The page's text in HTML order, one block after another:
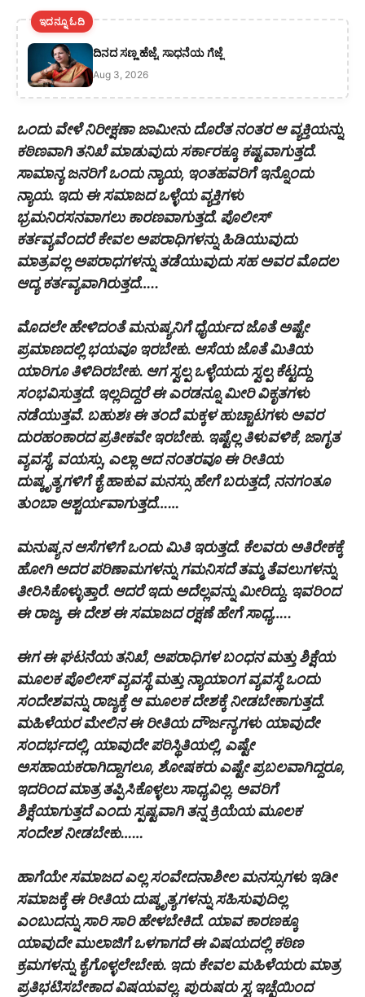
ಇದನ್ನೂ ಓದಿ
ದಿನದ ಸಣ್ಣ ಹೆಜ್ಜೆ, ಸಾಧನೆಯ ಗೆಜ್ಜೆ
Aug 3, 2026
ಒಂದು ವೇಳೆ ನಿರೀಕ್ಷಣಾ ಜಾಮೀನು ದೊರೆತ ನಂತರ ಆ ವ್ಯಕ್ತಿಯನ್ನು
ಕಠಿಣವಾಗಿ ತನಿಖೆ ಮಾಡುವುದು ಸರ್ಕಾರಕ್ಕೂ ಕಷ್ಟವಾಗುತ್ತದೆ.
ಸಾಮಾನ್ಯ ಜನರಿಗೆ ಒಂದು ನ್ಯಾಯ, ಇಂತಹವರಿಗೆ ಇನ್ನೊಂದು
ನ್ಯಾಯ. ಇದು ಈ ಸಮಾಜದ ಒಳ್ಳೆಯ ವ್ಯಕ್ತಿಗಳು
ಭ್ರಮನಿರಸನವಾಗಲು ಕಾರಣವಾಗುತ್ತದೆ. ಪೊಲೀಸ್
ಕರ್ತವ್ಯವೆಂದರೆ ಕೇವಲ ಅಪರಾಧಿಗಳನ್ನು ಹಿಡಿಯುವುದು
ಮಾತ್ರವಲ್ಲ ಅಪರಾಧಗಳನ್ನು ತಡೆಯುವುದು ಸಹ ಅವರ ಮೊದಲ
ಆದ್ಯ ಕರ್ತವ್ಯವಾಗಿರುತ್ತದೆ…..
ಮೊದಲೇ ಹೇಳಿದಂತೆ ಮನುಷ್ಯನಿಗೆ ಧೈರ್ಯದ ಜೊತೆ ಅಷ್ಟೇ
ಪ್ರಮಾಣದಲ್ಲಿ ಭಯವೂ ಇರಬೇಕು. ಆಸೆಯ ಜೊತೆ ಮಿತಿಯ
ಯಾರಿಗೂ ತಿಳಿದಿರಬೇಕು. ಆಗ ಸ್ವಲ್ಪ ಒಳ್ಳೆಯದು ಸ್ವಲ್ಪ ಕೆಟ್ಟದ್ದು
ಸಂಭವಿಸುತ್ತದೆ. ಇಲ್ಲದಿದ್ದರೆ ಈ ಎರಡನ್ನೂ ಮೀರಿ ವಿಕೃತಗಳು
ನಡೆಯುತ್ತವೆ. ಬಹುಶಃ ಈ ತಂದೆ ಮಕ್ಕಳ ಹುಚ್ಚಾಟಗಳು ಅವರ
ದುರಹಂಕಾರದ ಪ್ರತೀಕವೇ ಇರಬೇಕು. ಇಷ್ಟೆಲ್ಲ ತಿಳುವಳಿಕೆ, ಜಾಗೃತ
ವ್ಯವಸ್ಥೆ, ವಯಸ್ಸು, ಎಲ್ಲಾ ಆದ ನಂತರವೂ ಈ ರೀತಿಯ
ದುಷ್ಕೃತ್ಯಗಳಿಗೆ ಕೈ ಹಾಕುವ ಮನಸ್ಸು ಹೇಗೆ ಬರುತ್ತದೆ, ನನಗಂತೂ
ತುಂಬಾ ಆಶ್ಚರ್ಯವಾಗುತ್ತದೆ……
ಮನುಷ್ಯನ ಆಸೆಗಳಿಗೆ ಒಂದು ಮಿತಿ ಇರುತ್ತದೆ. ಕೆಲವರು ಅತಿರೇಕಕ್ಕೆ
ಹೋಗಿ ಅದರ ಪರಿಣಾಮಗಳನ್ನು ಗಮನಿಸದೆ ತಮ್ಮ ತೆವಲುಗಳನ್ನು
ತೀರಿಸಿಕೊಳ್ಳುತ್ತಾರೆ. ಆದರೆ ಇದು ಅದೆಲ್ಲವನ್ನು ಮೀರಿದ್ದು. ಇವರಿಂದ
ಈ ರಾಜ್ಯ, ಈ ದೇಶ ಈ ಸಮಾಜದ ರಕ್ಷಣೆ ಹೇಗೆ ಸಾಧ್ಯ…..
ಈಗ ಈ ಘಟನೆಯ ತನಿಖೆ, ಅಪರಾಧಿಗಳ ಬಂಧನ ಮತ್ತು ಶಿಕ್ಷೆಯ
ಮೂಲಕ ಪೊಲೀಸ್ ವ್ಯವಸ್ಥೆ ಮತ್ತು ನ್ಯಾಯಾಂಗ ವ್ಯವಸ್ಥೆ ಒಂದು
ಸಂದೇಶವನ್ನು ರಾಜ್ಯಕ್ಕೆ ಆ ಮೂಲಕ ದೇಶಕ್ಕೆ ನೀಡಬೇಕಾಗುತ್ತದೆ.
ಮಹಿಳೆಯರ ಮೇಲಿನ ಈ ರೀತಿಯ ದೌರ್ಜನ್ಯಗಳು ಯಾವುದೇ
ಸಂದರ್ಭದಲ್ಲಿ, ಯಾವುದೇ ಪರಿಸ್ಥಿತಿಯಲ್ಲಿ, ಎಷ್ಟೇ
ಅಸಹಾಯಕರಾಗಿದ್ದಾಗಲೂ, ಶೋಷಕರು ಎಷ್ಟೇ ಪ್ರಬಲವಾಗಿದ್ದರೂ,
ಇದರಿಂದ ಮಾತ್ರ ತಪ್ಪಿಸಿಕೊಳ್ಳಲು ಸಾಧ್ಯವಿಲ್ಲ. ಅವರಿಗೆ
ಶಿಕ್ಷೆಯಾಗುತ್ತದೆ ಎಂದು ಸ್ಪಷ್ಟವಾಗಿ ತನ್ನ ಕ್ರಿಯೆಯ ಮೂಲಕ
ಸಂದೇಶ ನೀಡಬೇಕು……
ಹಾಗೆಯೇ ಸಮಾಜದ ಎಲ್ಲ ಸಂವೇದನಾಶೀಲ ಮನಸ್ಸುಗಳು ಇಡೀ
ಸಮಾಜಕ್ಕೆ ಈ ರೀತಿಯ ದುಷ್ಕೃತ್ಯಗಳನ್ನು ಸಹಿಸುವುದಿಲ್ಲ
ಎಂಬುದನ್ನು ಸಾರಿ ಸಾರಿ ಹೇಳಬೇಕಿದೆ. ಯಾವ ಕಾರಣಕ್ಕೂ
ಯಾವುದೇ ಮುಲಾಜಿಗೆ ಒಳಗಾಗದೆ ಈ ವಿಷಯದಲ್ಲಿ ಕಠಿಣ
ಕ್ರಮಗಳನ್ನು ಕೈಗೊಳ್ಳಲೇಬೇಕು. ಇದು ಕೇವಲ ಮಹಿಳೆಯರು ಮಾತ್ರ
ಪ್ರತಿಭಟಿಸಬೇಕಾದ ವಿಷಯವಲ್ಲ. ಪುರುಷರು ಸ್ವ ಇಚ್ಛೆಯಿಂದ